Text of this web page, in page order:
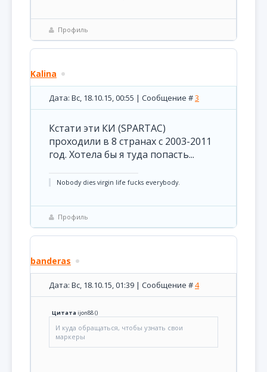
Профиль
Kalina
Дата: Вс, 18.10.15, 00:55 | Сообщение #3
Кстати эти КИ (SPARTAC)
проходили в 8 странах с 2003-2011
год. Хотела бы я туда попасть...
Nobody dies virgin life fucks everybody.
Профиль
banderas
Дата: Вс, 18.10.15, 01:39 | Сообщение #4
Цитатаijon88()
И куда обращаться, чтобы узнать свои
маркеры